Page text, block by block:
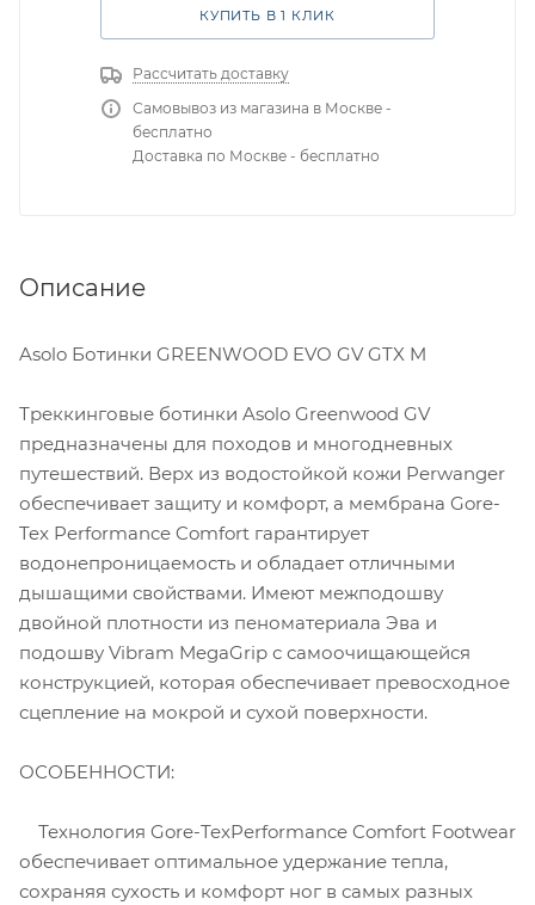
КУПИТЬ В 1 КЛИК
Рассчитать доставку
Самовывоз из магазина в Москве -
бесплатно
Доставка по Москве - бесплатно
Описание
Asolo Ботинки GREENWOOD EVO GV GTX M
Треккинговые ботинки Asolo Greenwood GV
предназначены для походов и многодневных
путешествий. Верх из водостойкой кожи Perwanger
обеспечивает защиту и комфорт, а мембрана Gore-
Tex Performance Comfort гарантирует
водонепроницаемость и обладает отличными
дышащими свойствами. Имеют межподошву
двойной плотности из пеноматериала Эва и
подошву Vibram MegaGrip с самоочищающейся
конструкцией, которая обеспечивает превосходное
сцепление на мокрой и сухой поверхности.
ОСОБЕННОСТИ:
Технология Gore-TexPerformance Comfort Footwear
обеспечивает оптимальное удержание тепла,
сохраняя сухость и комфорт ног в самых разных